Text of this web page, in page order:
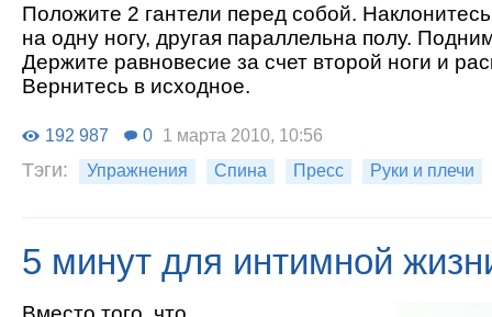
Положите 2 гантели перед собой.
на одну ногу, другая параллельна полу.
Держите равновесие за счет второй ноги и
Вернитесь в исходное.
192 987 0 1 марта 2010, 10:56
Тэги: Упражнения Спина Пресс Руки и плечи
5 минут для интимной